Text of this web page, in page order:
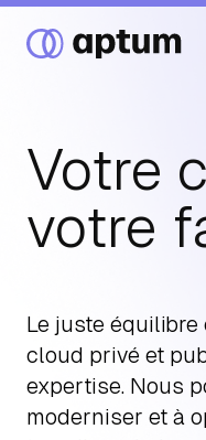
Ce que nous faisons
Ressources
Votre
votre
Le juste
cloud privé et
expertise. Nous
moderniser et à